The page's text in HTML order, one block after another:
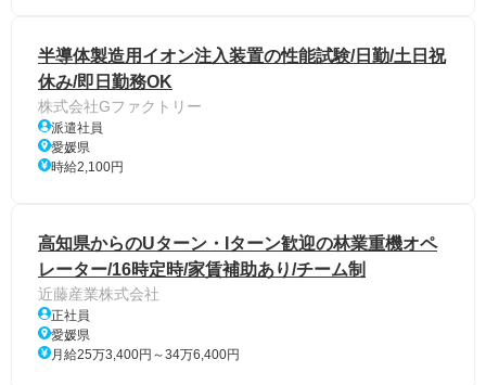
半導体製造用イオン注入装置の性能試験/日勤/土日祝
休み/即日勤務OK
株式会社Gファクトリー
派遣社員
愛媛県
時給2,100円
高知県からのUターン・Iターン歓迎の林業重機オペ
レーター/16時定時/家賃補助あり/チーム制
近藤産業株式会社
正社員
愛媛県
月給25万3,400円～34万6,400円